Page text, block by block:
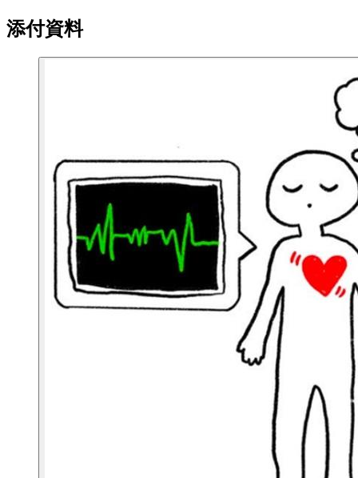
添付資料